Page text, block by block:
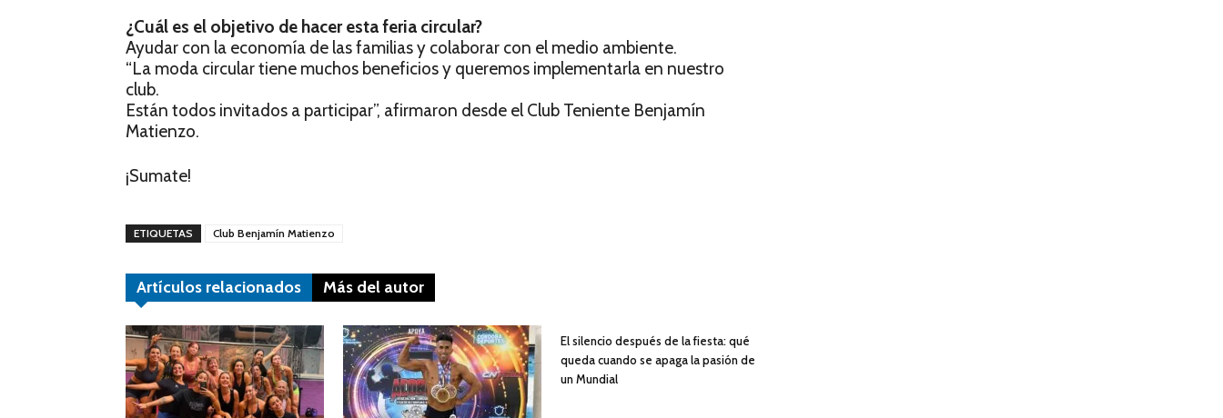
¿Cuál es el objetivo de hacer esta feria circular?
Ayudar con la economía de las familias y colaborar con el medio ambiente.
“La moda circular tiene muchos beneficios y queremos implementarla en nuestro
club.
Están todos invitados a participar”, afirmaron desde el Club Teniente Benjamín
Matienzo.
¡Sumate!
ETIQUETAS Club Benjamín Matienzo
Artículos relacionados Más del autor
El silencio después de la fiesta: qué
queda cuando se apaga la pasión de
un Mundial